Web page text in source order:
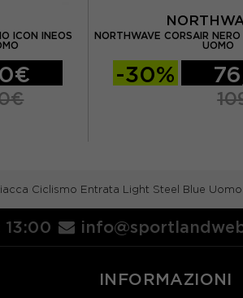
ICON INEOS
NORTHWAVE CORSAIR
UOMO
-30%
Ciclismo Entrata Light Steel Blue Uomo
INFORMAZIONI